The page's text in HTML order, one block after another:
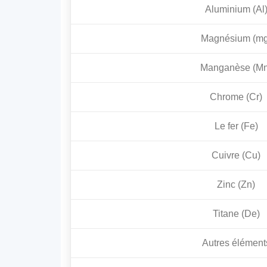
Aluminium (Al)
Magnésium
Manganèse
Chrome (Cr)
Le fer (Fe)
Cuivre (Cu)
Zinc (Zn)
Titane (De)
Autres